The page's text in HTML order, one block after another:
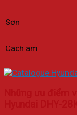
Sơn
Cách âm